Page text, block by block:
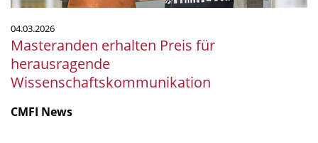
04.03.2026
Masteranden erhalten Preis für
herausragende
Wissenschaftskommunikation
CMFI News